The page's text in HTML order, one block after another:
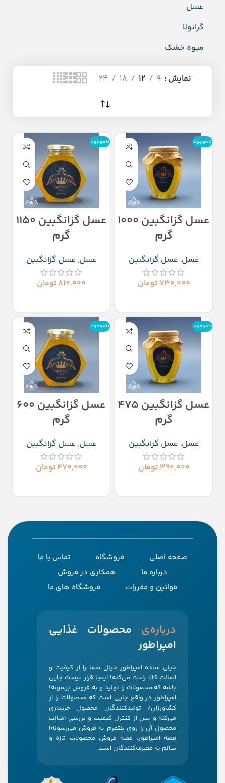
عسل
گرانولا
میوه خشک
نمایش 9
12
18
24
ناموجود
عسل گزانگبین 1000
گرم
عسل, عسل گزانگبین
۷۳۰,۰۰۰ تومان
ناموجود
عسل گزانگبین 1150
گرم
عسل, عسل گزانگبین
۸۱۰,۰۰۰ تومان
ناموجود
عسل گزانگبین 475
گرم
عسل, عسل گزانگبین
۳۹۰,۰۰۰ تومان
ناموجود
عسل گزانگبین 600
گرم
عسل, عسل گزانگبین
۴۷۰,۰۰۰ تومان
صفحه اصلی فروشگاه
تماس با ما
درباره ما
همکاری در فروش
قوانین و مقررات
فروشگاه های ما
‌درباره‌ی
محصولات غذایی
امپراطور
خیلی ساده امپراطور خیال شما را از کیفیت و
اصالت کالا راحت می‌کنه! اینجا قرار نیست جایی
باشه که محصولات را تولید و به فروش برسونه!
امپراطور در واقع جایی است که محصولات را از
کشاورزان/ تولیدکنندگان محصول خریداری
می‌کنه و پس از کنترل کیفیت و بررسی اصالت
محصول آن را روی پلتفرم به فروش می‌رسونه!
قصه امپراطور، قصه فروش محصولات تازه و
سالم به مصرف‌کنندگان است.